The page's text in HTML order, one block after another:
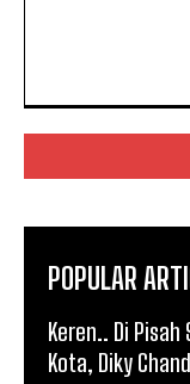
POPULAR
Keren.. Di
Kota, Diky